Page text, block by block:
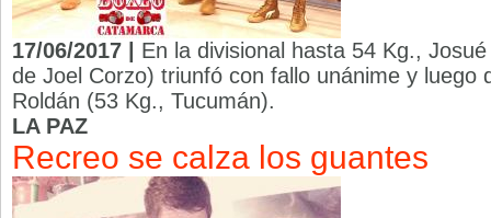
17/06/2017 | En la divisional hasta 54 Kg.,
de Joel Corzo) triunfó con fallo unánime y luego
Roldán (53 Kg., Tucumán).
LA PAZ
Recreo se calza los guantes